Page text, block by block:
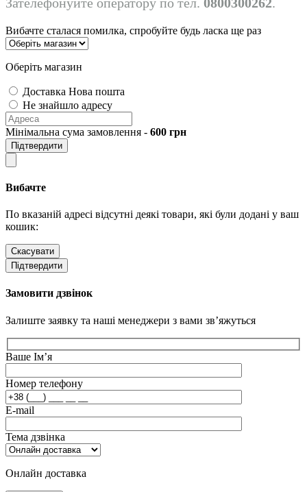
Вибачте сталася помилка, спробуйте будь ласка ще раз
Оберіть магазин
Доставка Нова пошта
Не знайшло адресу
Мінімальна сума замовлення - 600 грн
Підтвердити
Вибачте
По вказаній адресі відсутні деякі товари, які були додані у ваш
кошик:
Скасувати
Підтвердити
Замовити дзвінок
Залиште заявку та наші менеджери з вами зв’яжуться
Ваше Ім’я
Номер телефону
E-mail
Тема дзвінка
Онлайн доставка